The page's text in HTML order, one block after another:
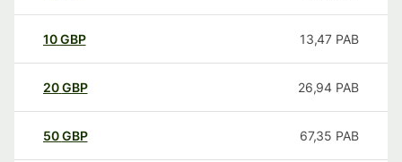
10GBP 13,47 PAB
20GBP 26,94 PAB
50GBP 67,35 PAB